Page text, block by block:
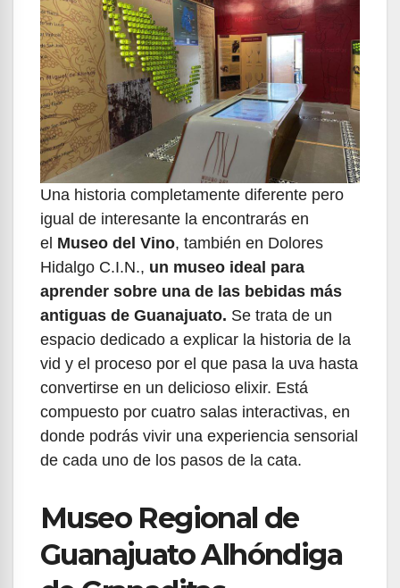
Una historia completamente diferente pero
igual de interesante la encontrarás en
el Museo del Vino, también en Dolores
Hidalgo C.I.N., un museo ideal para
aprender sobre una de las bebidas más
antiguas de Guanajuato. Se trata de un
espacio dedicado a explicar la historia de la
vid y el proceso por el que pasa la uva hasta
convertirse en un delicioso elixir. Está
compuesto por cuatro salas interactivas, en
donde podrás vivir una experiencia sensorial
de cada uno de los pasos de la cata.
Museo Regional de
Guanajuato Alhóndiga